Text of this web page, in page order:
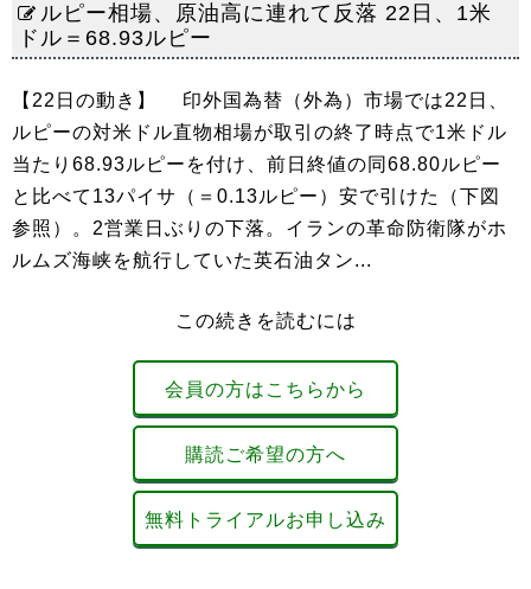
ルピー相場、原油高に連れて反落 22日、1米
ドル＝68.93ルピー
【22日の動き】 印外国為替（外為）市場では22日、
ルピーの対米ドル直物相場が取引の終了時点で1米ドル
当たり68.93ルピーを付け、前日終値の同68.80ルピー
と比べて13パイサ（＝0.13ルピー）安で引けた（下図
参照）。2営業日ぶりの下落。イランの革命防衛隊がホ
ルムズ海峡を航行していた英石油タン...
この続きを読むには
会員の方はこちらから
購読ご希望の方へ
無料トライアルお申し込み